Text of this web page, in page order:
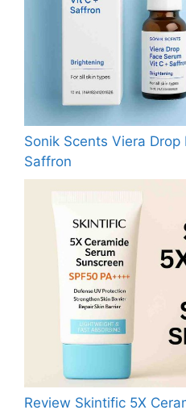
Sonik Scents Viera Drop
Saffron
Review Skintific 5X